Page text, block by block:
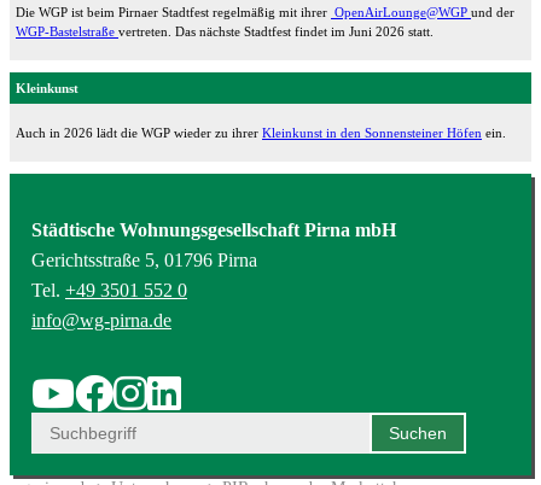
Die WGP ist beim Pirnaer Stadtfest regelmäßig mit ihrer OpenAirLounge@WGP und der
WGP-Bastelstraße vertreten. Das nächste Stadtfest findet im Juni 2026 statt.
Kleinkunst
Auch in 2026 lädt die WGP wieder zu ihrer Kleinkunst in den Sonnensteiner Höfen ein.
Städtische Wohnungsgesellschaft Pirna mbH
Gerichtsstraße 5, 01796 Pirna
Tel. +49 3501 552 0
info@wg-pirna.de